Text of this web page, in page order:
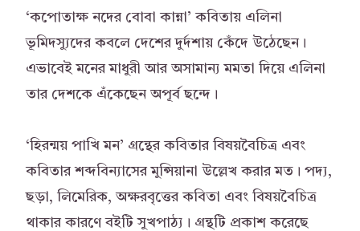
‘কপোতাক্ষ নদের বোবা কান্না’ কবিতায় এলিনা
ভূমিদস্যুদের কবলে দেশের দুর্দশায় কেঁদে উঠেছেন।
এভাবেই মনের মাধুরী আর অসামান্য মমতা দিয়ে এলিনা
তার দেশকে এঁকেছেন অপূর্ব ছন্দে।
‘হিরন্ময় পাখি মন’ গ্রন্থের কবিতার বিষয়বৈচিত্র এবং
কবিতার শব্দবিন্যাসের মুন্সিয়ানা উল্লেখ করার মত। পদ্য,
ছড়া, লিমেরিক, অক্ষরবৃত্তের কবিতা এবং বিষয়বৈচিত্র
থাকার কারণে বইটি সুখপাঠ্য। গ্রন্থটি প্রকাশ করেছে